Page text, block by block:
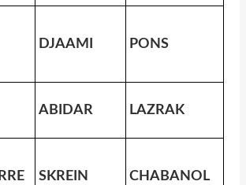
DJAAMI PONS
ABIDAR LAZRAK
SKREIN CHABANOL